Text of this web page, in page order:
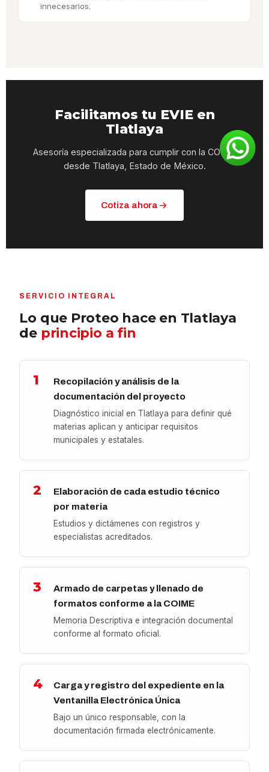
innecesarios.
Facilitamos tu EVIE en
Tlatlaya
Asesoría especializada para cumplir con la COIME
desde Tlatlaya, Estado de México.
Cotiza ahora
SERVICIO INTEGRAL
Lo que Proteo hace en Tlatlaya
de principio a fin
1
Recopilación y análisis de la
documentación del proyecto
Diagnóstico inicial en Tlatlaya para definir qué
materias aplican y anticipar requisitos
municipales y estatales.
2
Elaboración de cada estudio técnico
por materia
Estudios y dictámenes con registros y
especialistas acreditados.
3
Armado de carpetas y llenado de
formatos conforme a la COIME
Memoria Descriptiva e integración documental
conforme al formato oficial.
4
Carga y registro del expediente en la
Ventanilla Electrónica Única
Bajo un único responsable, con la
documentación firmada electrónicamente.